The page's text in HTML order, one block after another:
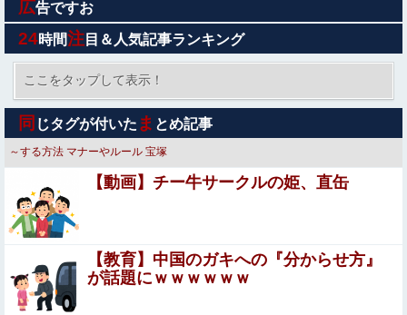
【日向坂46】三期生LIVE、生配信が決定！
開脚させられマ○コ丸出し状態で、ク○ニされてる美女たち
【画像】大阪の高校「制服を”これ”に変えたら志願者がめ
ちゃくちゃ増えた」
【悲報】落語家、亡くなったタレントからいじめられた過
去を告白する…
【動画】地震発生時の熊本総合病院の手術室の様子が(((ﾟ
Дﾟ)))
海外「飛田新地でこんなアイドル級の子と即ハメできるの
かよ」⇒ 晒された無修正動画がコチラ
広告ですお
24時間注 目＆人気記事ランキング
ここをタップして表示！
同 じタグが付いた ま とめ記事
～する方法 マナーやルール 宝塚
【動画】チー牛サークルの姫、直缶
【教育】中国のガキへの『分からせ方』
が話題にｗｗｗｗｗｗ